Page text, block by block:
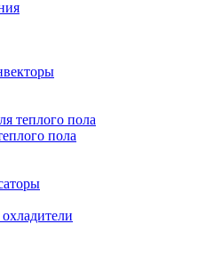
теплого пола
пола